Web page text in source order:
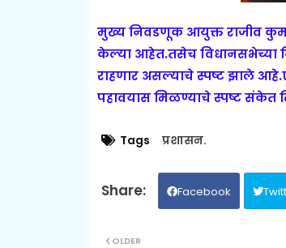
मुख्य निवडणूक आयुक्त राजीव कुमार
केल्या आहेत.तसेच विधानसभेच्या
राहणार असल्याचे स्पष्ट झाले
पहावयास मिळण्याचे स्पष्ट संकेत
Tags प्रशासन.
Facebook
OLDER